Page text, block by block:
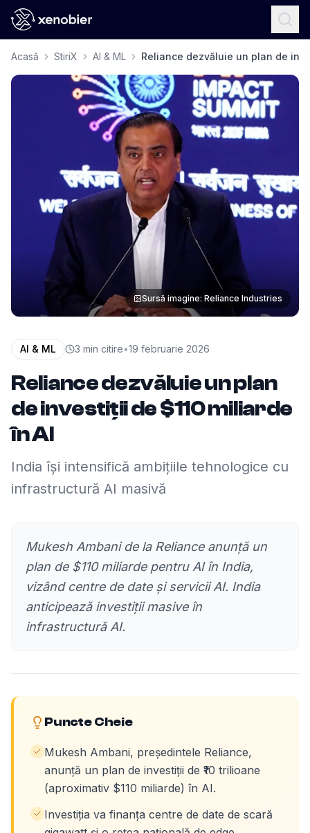
Acasă StiriX AI & ML Reliance dezvăluie un plan de
Sursă imagine: Reliance Industries
AI & ML 3 min citire•19 februarie 2026
Reliance dezvăluie un plan
de investiții de $110 miliarde
în AI
India își intensifică ambițiile tehnologice cu
infrastructură AI masivă
Mukesh Ambani de la Reliance anunță un
plan de $110 miliarde pentru AI în India,
vizând centre de date și servicii AI. India
anticipează investiții masive în
infrastructură AI.
Puncte Cheie
Mukesh Ambani, președintele Reliance,
anunță un plan de investiții de ₹10 trilioane
(aproximativ $110 miliarde) în AI.
Investiția va finanța centre de date de scară